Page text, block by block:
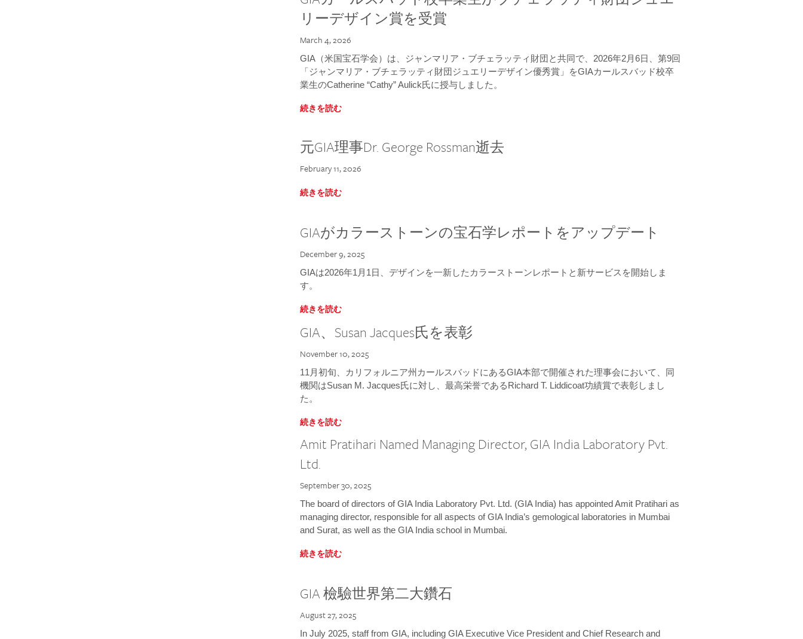
リーデザイン賞を受賞
March 4, 2026
GIA（米国宝石学会）は、ジャンマリア・ブチェラッティ財団と共同で、2026年2月6日、第9回
「ジャンマリア・ブチェラッティ財団ジュエリーデザイン優秀賞」をGIAカールスバッド校卒
業生のCatherine “Cathy” Aulick氏に授与しました。
続きを読む
元GIA理事Dr. George Rossman逝去
February 11, 2026
続きを読む
GIAがカラーストーンの宝石学レポートをアップデート
December 9, 2025
GIAは2026年1月1日、デザインを一新したカラーストーンレポートと新サービスを開始しま
す。
続きを読む
GIA、Susan Jacques氏を表彰
November 10, 2025
11月初旬、カリフォルニア州カールスバッドにあるGIA本部で開催された理事会において、同
機関はSusan M. Jacques氏に対し、最高栄誉であるRichard T. Liddicoat功績賞で表彰しまし
た。
続きを読む
Amit Pratihari Named Managing Director, GIA India Laboratory Pvt.
Ltd.
September 30, 2025
The board of directors of GIA India Laboratory Pvt. Ltd. (GIA India) has appointed Amit Pratihari as
managing director, responsible for all aspects of GIA India’s gemological laboratories in Mumbai
and Surat, as well as the GIA India school in Mumbai.
続きを読む
GIA 檢驗世界第二大鑽石
August 27, 2025
In July 2025, staff from GIA, including GIA Executive Vice President and Chief Research and